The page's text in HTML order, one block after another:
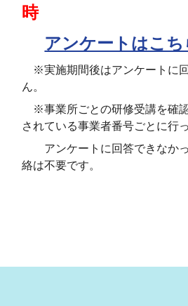
時
アンケートはこち
※実施期間後はアンケートに
ん。
※事業所ごとの研修受講を確
されている事業者番号ごとに行
アンケートに回答できなかっ
絡は不要です。